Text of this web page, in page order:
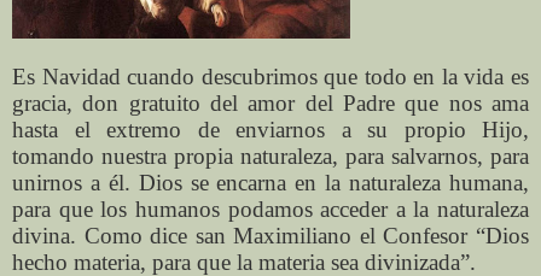
Es Navidad cuando descubrimos que todo en la vida es
gracia, don gratuito del amor del Padre que nos ama
hasta el extremo de enviarnos a su propio Hijo,
tomando nuestra propia naturaleza, para salvarnos, para
unirnos a él. Dios se encarna en la naturaleza humana,
para que los humanos podamos acceder a la naturaleza
divina. Como dice san Maximiliano el Confesor “Dios
hecho materia, para que la materia sea divinizada”.